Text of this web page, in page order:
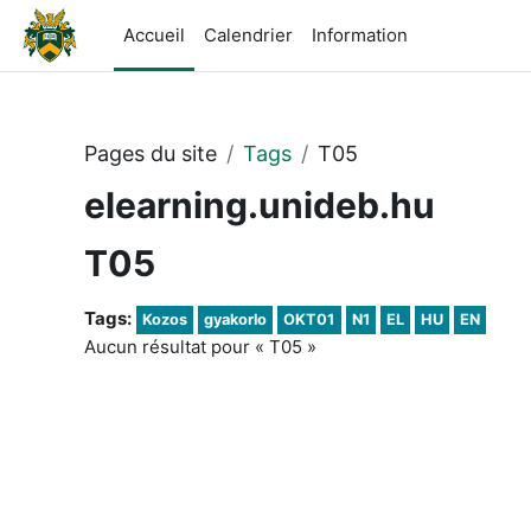
Passer au contenu principal
Accueil
Calendrier Information
Pages du site Tags T05
elearning.unideb.hu
T05
Tags: Kozos gyakorlo OKT01 N1 EL HU EN
Aucun résultat pour « T05 »